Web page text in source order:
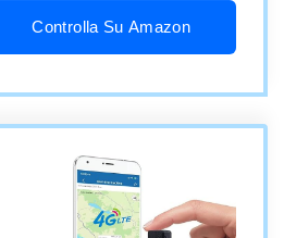
Controlla Su Amazon